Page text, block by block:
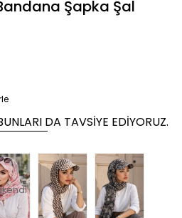
Şapka Şal
DA TAVSIYE EDIYORUZ.